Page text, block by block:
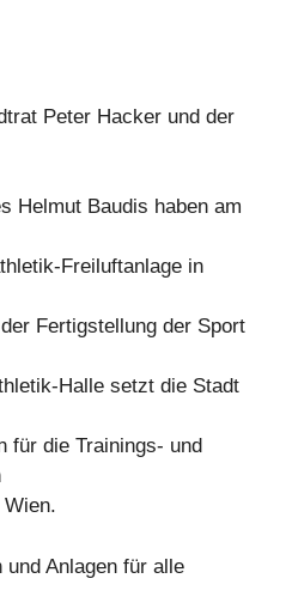
Peter Hacker und der
Helmut Baudis haben am
Freiluftanlage in
Fertigstellung der Sport
Halle setzt die Stadt
für die Trainings- und
und Anlagen für alle